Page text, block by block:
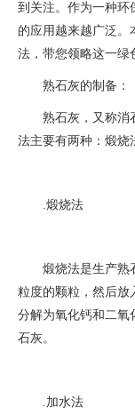
到关注。作为一种环
的应用越来越广泛。
法，带您领略这一绿
熟石灰的制备：
熟石灰，又称消
法主要有两种：煅烧
1. 煅烧法
煅烧法是生产熟
粒度的颗粒，然后放
分解为氧化钙和二氧
石灰。
2. 加水法